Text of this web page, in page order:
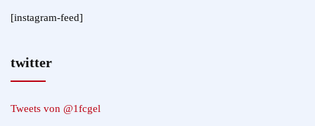
[instagram-feed]
twitter
Tweets von @1fcgel